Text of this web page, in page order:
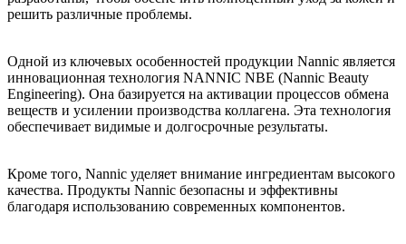
решить различные проблемы.
Одной из ключевых особенностей продукции Nannic является
инновационная технология NANNIC NBE (Nannic Beauty
Engineering). Она базируется на активации процессов обмена
веществ и усилении производства коллагена. Эта технология
обеспечивает видимые и долгосрочные результаты.
Кроме того, Nannic уделяет внимание ингредиентам высокого
качества. Продукты Nannic безопасны и эффективны
благодаря использованию современных компонентов.